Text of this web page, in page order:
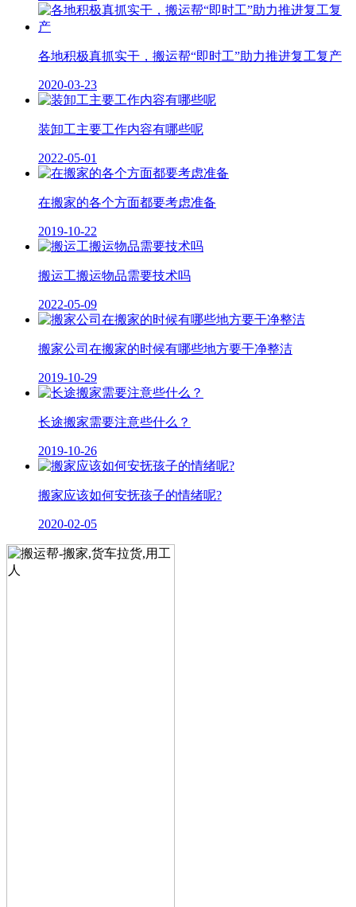
各地积极真抓实干，搬运帮“即时工”助力推进复工复产
2020-03-23
装卸工主要工作内容有哪些呢
2022-05-01
在搬家的各个方面都要考虑准备
2019-10-22
搬运工搬运物品需要技术吗
2022-05-09
搬家公司在搬家的时候有哪些地方要干净整洁
2019-10-29
长途搬家需要注意些什么？
2019-10-26
搬家应该如何安抚孩子的情绪呢?
2020-02-05